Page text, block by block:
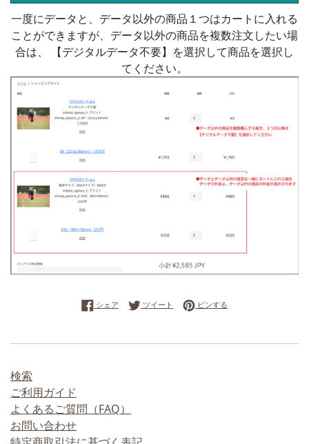
一度にデータと、データ以外の商品１つはカートに入れる
ことができますが、データ以外の商品を複数注文したい場
合は、 【デジタルデータ不要】を選択して商品を選択し
てください。
シェア Facebookでシェアする
ツイート Twitterに投稿する
ピンする
検索
ご利用ガイド
よくあるご質問（FAQ）
お問い合わせ